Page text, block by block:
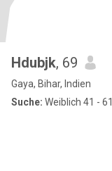
Hdubjk, 69
Gaya, Bihar, Indien
Suche: Weiblich 41 - 61